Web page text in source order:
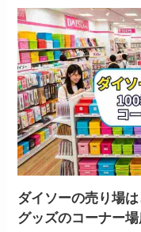
ダイソーの売り場
グッズのコーナー場